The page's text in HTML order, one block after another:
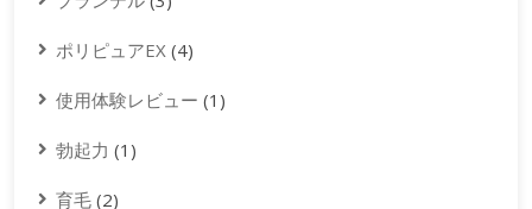
ポリピュアEX (4)
使用体験レビュー (1)
勃起力 (1)
育毛 (2)